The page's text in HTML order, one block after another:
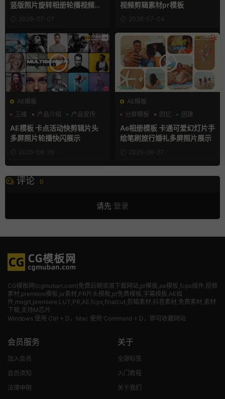
竖版照片旋转相册轮播视频片
2026-07-07
视频剪辑素材pr模板
2026-07-04
AE模板
三维
产品介绍 产品宣传
AE模板 卡点活动快剪辑片头
多屏照片轮播快闪展示
2026-06-28
AE模板
分屏模板
回忆 团建
Ae相册模板 卡通可爱幻灯片手
绘笔刷旅行婚礼多屏照片展示
2026-06-27
评论 0
请先 登录
CG模板网(cgmuban.com)免费后期资源下载网站,pr模板,ae模板,fcpx插件,视频
素材 ,premiere模板,pr素材,PR片头模板,pr免费模板,字幕模板,AE插
件,mogrt,premiere,LUT,PR,AE,fcpx,finalcut,剪辑素材,抖音素材,免费素材,素材
下载,支持M芯片
Windows 使用 Ctrl + D，Mac 使用 Command + D，即可收藏网站
会员服务
加入会员
会员须知
法律申明
关于
全部标签
入门教程
关于我们